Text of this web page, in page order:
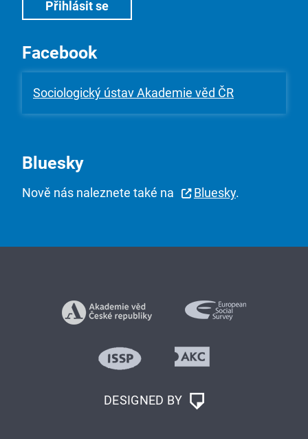
Facebook
Sociologický ústav Akademie věd ČR
Bluesky
Nově nás naleznete také na Bluesky.
DESIGNED BY